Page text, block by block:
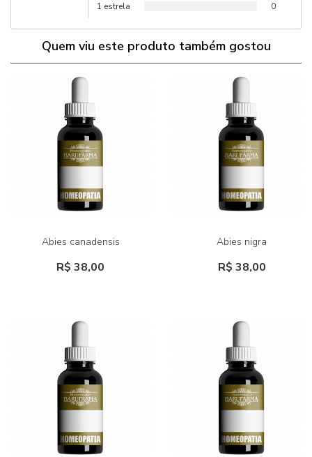
1 estrela
0
Quem viu este produto também gostou
Abies canadensis
R$ 38,00
Abies nigra
R$ 38,00